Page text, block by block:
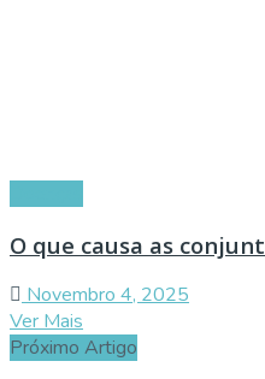
O que causa as
Novembro 4, 2025
Ver Mais
Próximo Artigo